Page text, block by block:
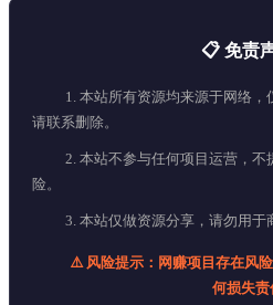
📋 免责
1. 本站所有资源均来源于网络
请联系删除。
2. 本站不参与任何项目运营，
险。
3. 本站仅做资源分享，请勿用于
⚠️ 风险提示：网赚项目存在风
何损失责